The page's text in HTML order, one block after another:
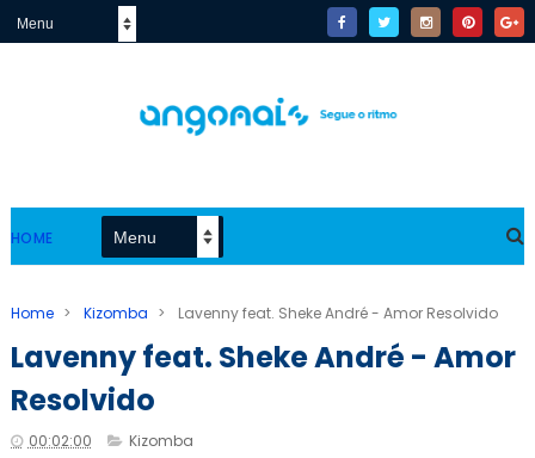
HOME
Home > Kizomba > Lavenny feat. Sheke André - Amor Resolvido
Lavenny feat. Sheke André - Amor
Resolvido
00:02:00 Kizomba